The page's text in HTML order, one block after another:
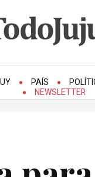
PAÍS
NEWSLETTER